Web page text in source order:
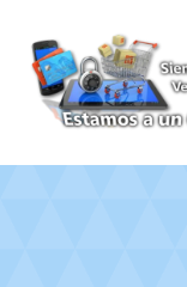
Ir
a
la
navegación
Ir
al
contenido
Inicio